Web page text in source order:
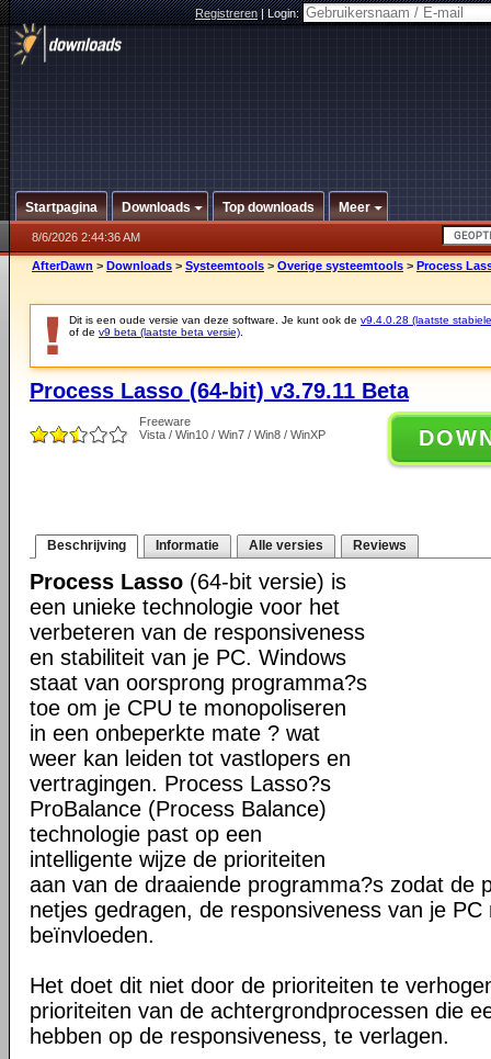
Registreren|Login:
Startpagina Downloads Top downloads Meer
8/6/2026 2:44:36 AM
AfterDawn > Downloads > Systeemtools > Overige systeemtools > Process
Dit is een oude versie van deze software. Je kunt ook de v9.4.0.28 (laatste
of de v9 beta (laatste beta versie)
Process Lasso (64-bit) v3.79.11 Beta
Freeware
Vista / Win10 / Win7 / Win8 / WinXP
Beschrijving Informatie Alle versies Reviews
Process Lasso (64-bit versie) is
een unieke technologie voor het
verbeteren van de responsiveness
en stabiliteit van je PC. Windows
staat van oorsprong programma?s
toe om je CPU te monopoliseren
in een onbeperkte mate ? wat
weer kan leiden tot vastlopers en
vertragingen. Process Lasso?s
ProBalance (Process Balance)
technologie past op een
intelligente wijze de prioriteiten
aan van de draaiende programma?s zodat de
netjes gedragen, de responsiveness van je PC
beïnvloeden.
Het doet dit niet door de prioriteiten te
prioriteiten van de achtergrondprocessen die
hebben op de responsiveness, te verlagen.